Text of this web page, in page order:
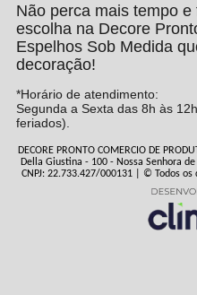
Não perca mais tempo
escolha na Decore
Espelhos Sob Medida
decoração!
*Horário de atendimento:
Segunda a Sexta das 8h às
feriados).
DECORE PRONTO COMERCIO DE
Della Giustina - 100 - Nossa Senhora
CNPJ: 22.733.427/000131 | © Todos